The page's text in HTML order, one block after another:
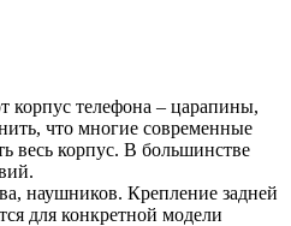
корпус телефона – царапины,
что многие современные
весь корпус. В большинстве
наушников. Крепление задней
для конкретной модели